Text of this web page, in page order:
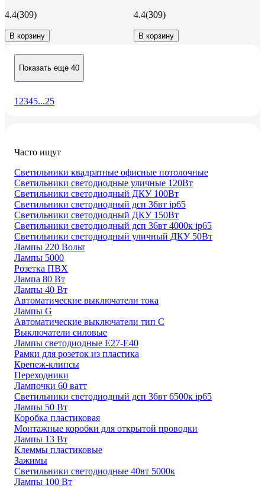
4.4(309)
В корзину
4.4(309)
В корзину
Показать еще 40
1 2345...25
Часто ищут
Светильники квадратные офисные потолочные
Светильники светодиодные уличные 120Вт
Светильники светодиодный ДКУ 100Вт
Светильники светодиодный дсп 36вт ip65
Светильники светодиодный ДКУ 150Вт
Светильники светодиодный дсп 36вт 4000к ip65
Светильники светодиодный уличный ДКУ 50Вт
Лампы 220 Вольт
Лампы 5000
Розетка ПВХ
Лампа 80 Вт
Лампы 40 Вт
Автоматические выключатели тока
Лампы G
Автоматические выключатели тип C
Выключатели силовые
Лампы светодиодные E27-E40
Рамки для розеток из пластика
Крепеж-клипсы
Переходники
Лампочки 60 ватт
Светильники светодиодный дсп 36вт 6500к ip65
Лампы 50 Вт
Коробка пластиковая
Монтажные коробки для открытой проводки
Лампы 13 Вт
Клеммы пластиковые
Зажимы
Светильники светодиодные 40вт 5000к
Лампы 100 Вт